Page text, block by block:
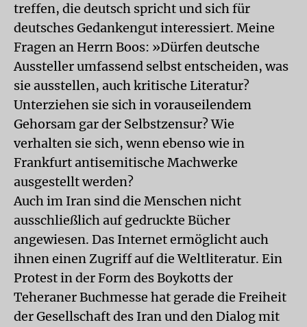
treffen, die deutsch spricht und sich für
deutsches Gedankengut interessiert. Meine
Fragen an Herrn Boos: »Dürfen deutsche
Aussteller umfassend selbst entscheiden, was
sie ausstellen, auch kritische Literatur?
Unterziehen sie sich in vorauseilendem
Gehorsam gar der Selbstzensur? Wie
verhalten sie sich, wenn ebenso wie in
Frankfurt antisemitische Machwerke
ausgestellt werden?
Auch im Iran sind die Menschen nicht
ausschließlich auf gedruckte Bücher
angewiesen. Das Internet ermöglicht auch
ihnen einen Zugriff auf die Weltliteratur. Ein
Protest in der Form des Boykotts der
Teheraner Buchmesse hat gerade die Freiheit
der Gesellschaft des Iran und den Dialog mit